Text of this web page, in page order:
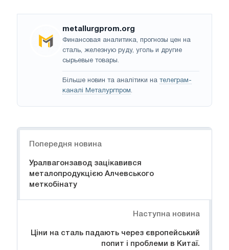
metallurgprom.org
Финансовая аналитика, прогнозы цен на
сталь, железную руду, уголь и другие
сырьевые товары.
Більше новин та аналітики на телеграм-
каналі Металургпром.
Попередня новина
Уралвагонзавод зацікавився
металопродукцією Алчевського
меткобінату
Наступна новина
Ціни на сталь падають через європейський
попит і проблеми в Китаї.